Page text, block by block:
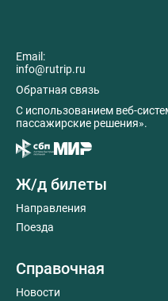
Email:
info@rutrip.ru
Обратная связь
C использованием веб-
пассажирские решения».
Ж/д билеты
Направления
Поезда
Справочная
Новости